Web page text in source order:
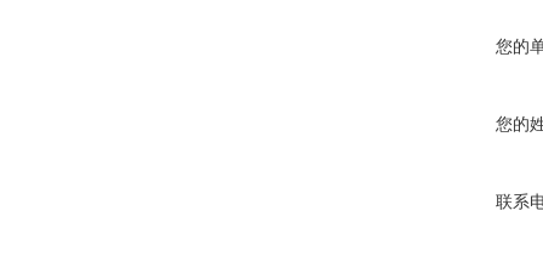
您的
您的
联系